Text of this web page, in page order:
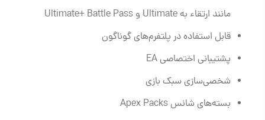
مانند ارتقاء به Ultimate و Ultimate+ Battle Pass
قابل استفاده در پلتفرم‌های گوناگون
پشتیبانی اختصاصی EA
شخصی‌سازی سبک بازی
بسته‌های شانس Apex Packs